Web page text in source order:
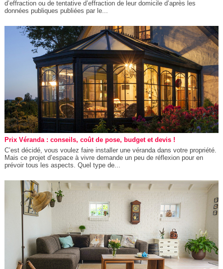
d’effraction ou de tentative d’effraction de leur domicile d’après les
données publiques publiées par le...
Prix Véranda : conseils, coût de pose, budget et devis !
C’est décidé, vous voulez faire installer une véranda dans votre propriété.
Mais ce projet d’espace à vivre demande un peu de réflexion pour en
prévoir tous les aspects. Quel type de...